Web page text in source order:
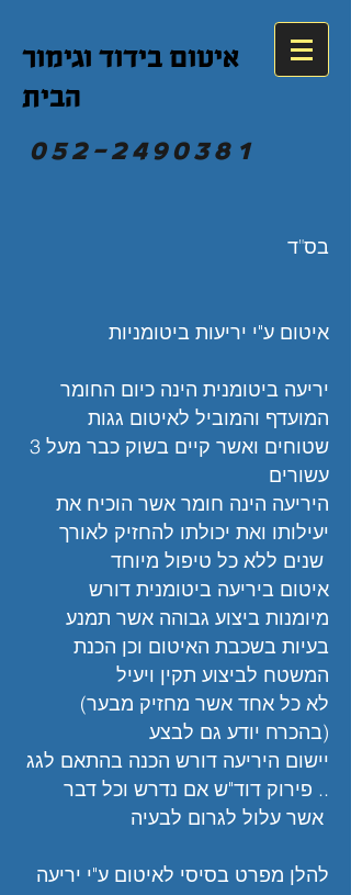
איטום בידוד וגימור
הבית
052-2490381
בס"ד
איטום ע"י יריעות ביטומניות
יריעה ביטומנית הינה כיום החומר
המועדף והמוביל לאיטום גגות
שטוחים ואשר קיים בשוק כבר מעל 3
עשורים
היריעה הינה חומר אשר הוכיח את
יעילותו ואת יכולתו להחזיק לאורך
איטום ביריעה ביטומנית דורש
מיומנות ביצוע גבוהה אשר תמנע
בעיות בשכבת האיטום וכן הכנת
המשטח לביצוע תקין ויעיל
(לא כל אחד אשר מחזיק מבער
בהכרח יודע גם לבצע)
יישום היריעה דורש הכנה בהתאם לגג
.. פירוק דוד"ש אם נדרש וכל דבר
להלן מפרט בסיסי לאיטום ע"י יריעה